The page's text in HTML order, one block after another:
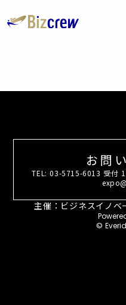
お問
TEL: 03-5715-6013 受付
主催：ビジネスイノ
©